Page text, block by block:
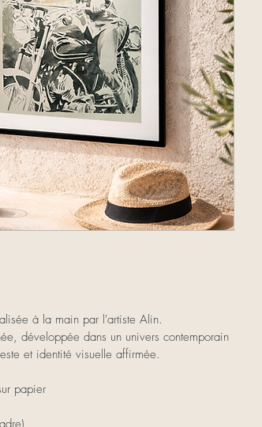
à la main par l'artiste Alin.
développée dans un univers contemporain
et identité visuelle affirmée.
papier